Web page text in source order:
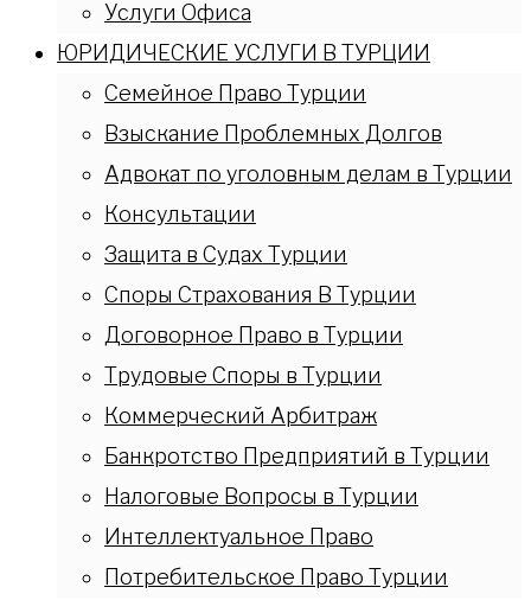
Услуги Офиса
ЮРИДИЧЕСКИЕ УСЛУГИ В ТУРЦИИ
Семейное Право Турции
Взыскание Проблемных Долгов
Адвокат по уголовным делам в Турции
Консультации
Защита в Судах Турции
Споры Страхования В Турции
Договорное Право в Турции
Трудовые Споры в Турции
Коммерческий Арбитраж
Банкротство Предприятий в Турции
Налоговые Вопросы в Турции
Интеллектуальное Право
Потребительское Право Турции